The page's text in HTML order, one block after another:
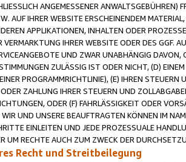
ANGEMESSENER
AUF IHRER WEBSITE ERSCHEINENDEM
APPLIKATIONEN, INHALTEN ODER
VERMARKTUNG IHRER WEBSITE ODER DES GGF.
UND ZWAR UNABHÄNGIG
ZULÄSSIG IST ODER NICHT, (D)
PROGRAMMRICHTLINIE), (E) IHREN
ZAHLUNG IHRER STEUERN UND
ODER (F) FAHRLÄSSIGKEIT ODER
UND UNSERE BEAUFTRAGTEN KÖNNEN IM
EINLEITEN UND JEDE PROZESSUALE
UM RECHTE AUCH ZUM ZWECK DER
Recht und Streitbeilegung